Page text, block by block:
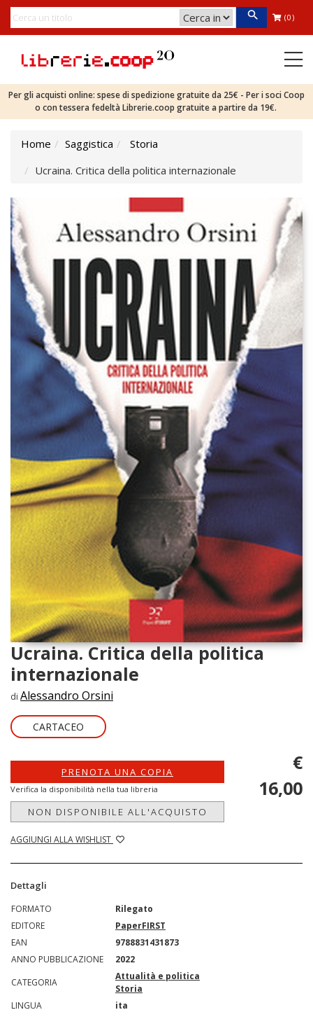
(0)
Per gli acquisti online: spese di spedizione gratuite da 25€ - Per i soci Coop
o con tessera fedeltà Librerie.coop gratuite a partire da 19€.
Home Saggistica
Storia
Ucraina. Critica della politica internazionale
Ucraina. Critica della politica
internazionale
di Alessandro Orsini
CARTACEO
PRENOTA UNA COPIA
Verifica la disponibilità nella tua libreria
NON DISPONIBILE ALL'ACQUISTO
AGGIUNGI ALLA WISHLIST
€
16,00
Dettagli
FORMATO
Rilegato
EDITORE
PaperFIRST
EAN
9788831431873
ANNO PUBBLICAZIONE
2022
CATEGORIA
Attualità e politica
Storia
LINGUA
ita